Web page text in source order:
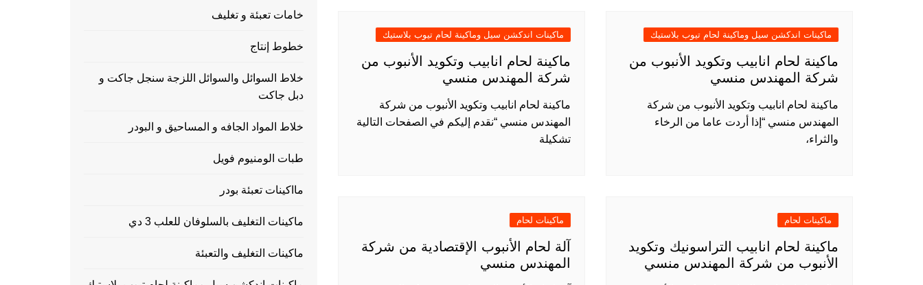
ماكينات اندكشن سيل وماكينة لحام تيوب بلاستيك
ماكينة لحام انابيب وتكويد الأنبوب من
شركة المهندس منسي
ماكينة لحام انابيب وتكويد الأنبوب من شركة
المهندس منسي “إذا أردت عاما من الرخاء
والثراء،
ماكينات اندكشن سيل وماكينة لحام تيوب بلاستيك
ماكينة لحام انابيب وتكويد الأنبوب من
شركة المهندس منسي
ماكينة لحام انابيب وتكويد الأنبوب من شركة
المهندس منسي “نقدم إليكم في الصفحات التالية
تشكيلة
ماكينات لحام
ماكينة لحام انابيب التراسونيك وتكويد
الأنبوب من شركة المهندس منسي
ماكينات لحام
آلة لحام الأنبوب الإقتصادية من شركة
المهندس منسي
خامات تعبئة و تغليف
خطوط إنتاج
خلاط السوائل والسوائل اللزجة سنجل جاكت و
دبل جاكت
خلاط المواد الجافه و المساحيق و البودر
طبات الومنيوم فويل
مااكينات تعبئة بودر
ماكينات التغليف بالسلوفان للعلب 3 دي
ماكينات التغليف والتعبئة